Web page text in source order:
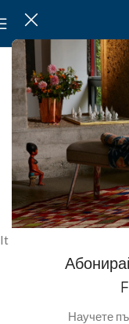
Научете
This is
It looks like nothing